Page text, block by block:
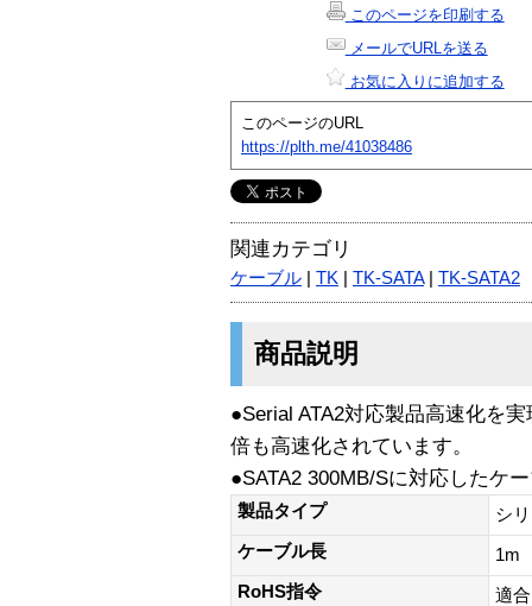
このページを印刷する
メールでURLを送る
お気に入りに追加する
このページのURL
https://plth.me/41038486
関連カテゴリ
ケーブル TK TK-SATA| TK-SATA2
商品説明
●Serial ATA2対応製品高速化を
倍も高速化されています。
●SATA2 300MB/Sに対応したケ
製品タイプ
シ
ケーブル長
1m
RoHS指令
適合